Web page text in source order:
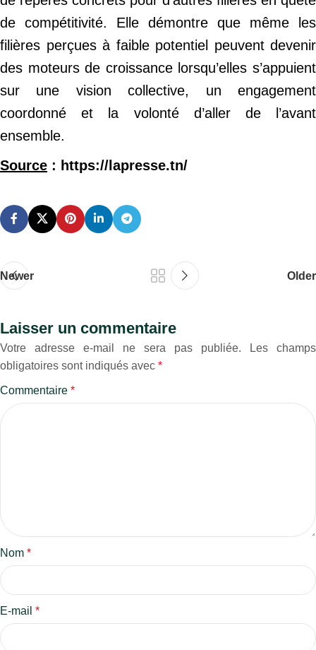
de compétitivité. Elle démontre que même les
filières perçues à faible potentiel peuvent devenir
des moteurs de croissance lorsqu’elles s’appuient
sur une vision collective, un engagement
coordonné et la volonté d’aller de l’avant
ensemble.
Source : https://lapresse.tn/
Newer Older
Laisser un commentaire
Votre adresse e-mail ne sera pas publiée.
Les champs
obligatoires sont indiqués avec *
Commentaire *
Nom *
E-mail *